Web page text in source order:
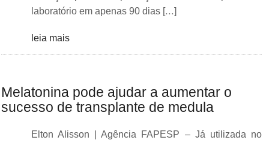
laboratório em apenas 90 dias […]
leia mais
Melatonina pode ajudar a aumentar o
sucesso de transplante de medula
Elton Alisson | Agência FAPESP – Já utilizada no